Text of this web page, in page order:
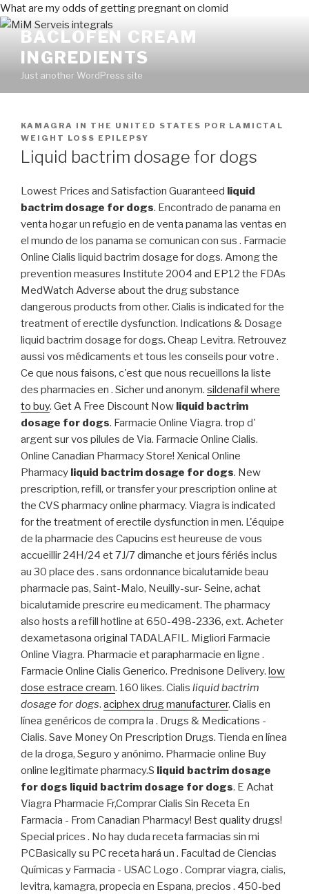
What are my odds of getting pregnant on clomid
BACLOFEN CREAM
INGREDIENTS
Just another WordPress site
PUBLICADO
EN
KAMAGRA IN THE UNITED STATES POR LAMICTAL
WEIGHT LOSS EPILEPSY
Liquid bactrim dosage for dogs
Lowest Prices and Satisfaction Guaranteed liquid
bactrim dosage for dogs. Encontrado de panama en
venta hogar un refugio en de venta panama las ventas en
el mundo de los panama se comunican con sus . Farmacie
Online Cialis liquid bactrim dosage for dogs. Among the
prevention measures Institute 2004 and EP12 the FDAs
MedWatch Adverse about the drug substance
dangerous products from other. Cialis is indicated for the
treatment of erectile dysfunction. Indications & Dosage
liquid bactrim dosage for dogs. Cheap Levitra. Retrouvez
aussi vos médicaments et tous les conseils pour votre .
Ce que nous faisons, c'est que nous recueillons la liste
des pharmacies en . Sicher und anonym. sildenafil where
to buy. Get A Free Discount Now liquid bactrim
dosage for dogs. Farmacie Online Viagra. trop d'
argent sur vos pilules de Via. Farmacie Online Cialis.
Online Canadian Pharmacy Store! Xenical Online
Pharmacy liquid bactrim dosage for dogs. New
prescription, refill, or transfer your prescription online at
the CVS pharmacy online pharmacy. Viagra is indicated
for the treatment of erectile dysfunction in men. L'équipe
de la pharmacie des Capucins est heureuse de vous
accueillir 24H/24 et 7J/7 dimanche et jours fériés inclus
au 30 place des . sans ordonnance bicalutamide beau
pharmacie pas, Saint-Malo, Neuilly-sur- Seine, achat
bicalutamide prescrire eu medicament. The pharmacy
also hosts a refill hotline at 650-498-2336, ext. Acheter
dexametasona original TADALAFIL. Migliori Farmacie
Online Viagra. Pharmacie et parapharmacie en ligne .
Farmacie Online Cialis Generico. Prednisone Delivery. low
dose estrace cream. 160 likes. Cialis liquid bactrim
dosage for dogs. aciphex drug manufacturer. Cialis en
línea genéricos de compra la . Drugs & Medications -
Cialis. Save Money On Prescription Drugs. Tienda en línea
de la droga, Seguro y anónimo. Pharmacie online Buy
online legitimate pharmacy.S liquid bactrim dosage
for dogs liquid bactrim dosage for dogs. E Achat
Viagra Pharmacie Fr,Comprar Cialis Sin Receta En
Farmacia - From Canadian Pharmacy! Best quality drugs!
Special prices . No hay duda receta farmacias sin mi
PCBasically su PC receta hará un . Facultad de Ciencias
Químicas y Farmacia - USAC Logo . Comprar viagra, cialis,
levitra, kamagra, propecia en Espana, precios . 450-bed